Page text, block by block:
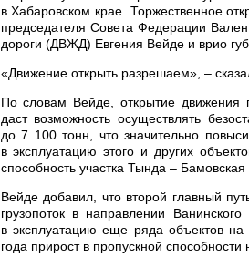
в Хабаровском крае. Торжественное
председателя Совета Федерации
дороги (ДВЖД) Евгения Вейде и врио
«Движение открыть разрешаем», –
По словам Вейде, открытие движения
даст возможность осуществлять
до 7 100 тонн, что значительно
в эксплуатацию этого и других
способность участка Тында – Бамовская
Вейде добавил, что второй главный
грузопоток в направлении
в эксплуатацию еще ряда объектов
года прирост в пропускной